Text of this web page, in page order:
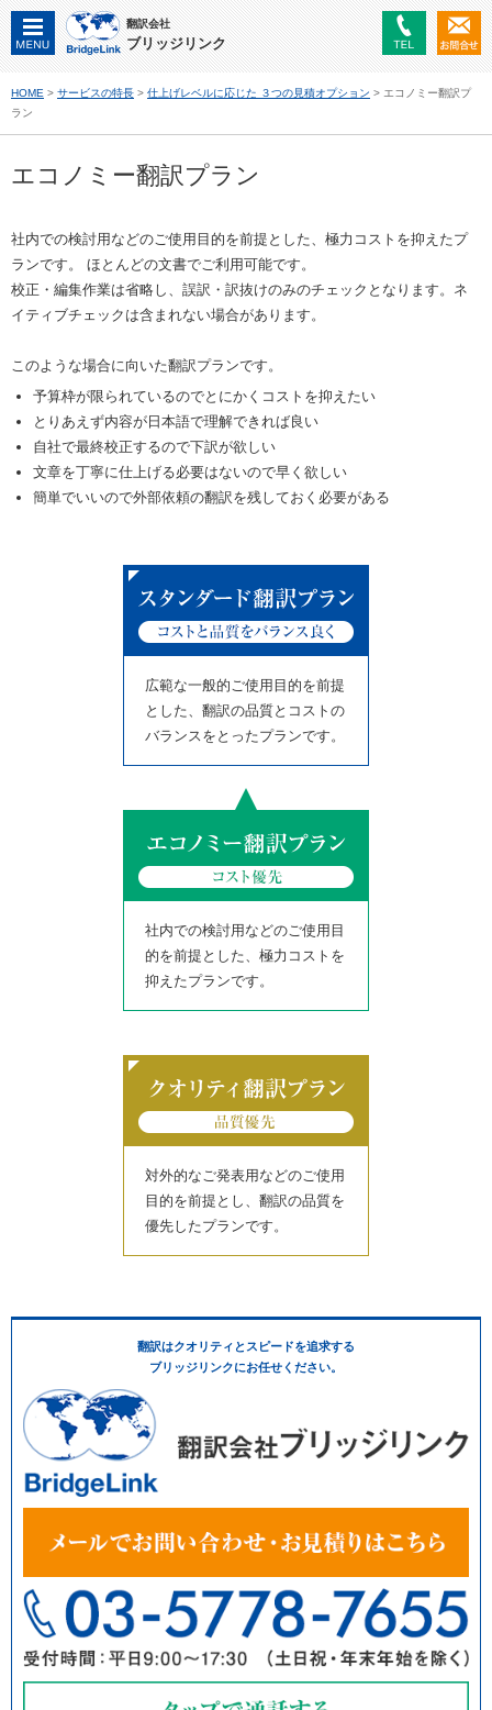
翻訳会社
ブリッジリンク
HOME > サービスの特長 > 仕上げレベルに応じた ３つの見積オプション > エコノミー翻訳プ
ラン
エコノミー翻訳プラン
社内での検討用などのご使用目的を前提とした、極力コストを抑えたプ
ランです。 ほとんどの文書でご利用可能です。
校正・編集作業は省略し、誤訳・訳抜けのみのチェックとなります。ネ
イティブチェックは含まれない場合があります。
このような場合に向いた翻訳プランです。
予算枠が限られているのでとにかくコストを抑えたい
とりあえず内容が日本語で理解できれば良い
自社で最終校正するので下訳が欲しい
文章を丁寧に仕上げる必要はないので早く欲しい
簡単でいいので外部依頼の翻訳を残しておく必要がある
広範な一般的ご使用目的を前提
とした、翻訳の品質とコストの
バランスをとったプランです。
社内での検討用などのご使用目
的を前提とした、極力コストを
抑えたプランです。
対外的なご発表用などのご使用
目的を前提とし、翻訳の品質を
優先したプランです。
翻訳はクオリティとスピードを追求する
ブリッジリンクにお任せください。